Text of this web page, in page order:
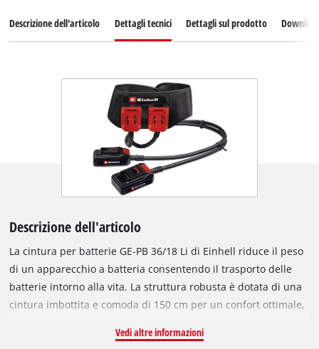
Descrizione dell'articolo Dettagli tecnici Dettagli sul prodotto
Descrizione dell'articolo
La cintura per batterie GE-PB 36/18 Li di Einhell riduce il peso
di un apparecchio a batteria consentendo il trasporto delle
batterie intorno alla vita. La struttura robusta è dotata di una
cintura imbottita e comoda di 150 cm per un confort ottimale,
eseguire con minor sforzo e maggior comodità i lavori con
Vedi altre informazioni